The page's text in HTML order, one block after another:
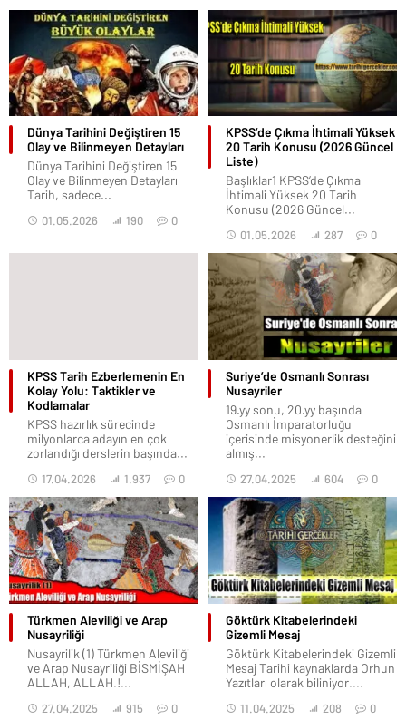
Dünya Tarihini Değiştiren 15
Olay ve Bilinmeyen Detayları
Dünya Tarihini Değiştiren 15
Olay ve Bilinmeyen Detayları
Tarih, sadece...
01.05.2026 190 0
KPSS’de Çıkma İhtimali Yüksek
20 Tarih Konusu (2026 Güncel
Liste)
Başlıklar1 KPSS’de Çıkma
İhtimali Yüksek 20 Tarih
Konusu (2026 Güncel...
01.05.2026 287 0
KPSS Tarih Ezberlemenin En
Kolay Yolu: Taktikler ve
Kodlamalar
KPSS hazırlık sürecinde
milyonlarca adayın en çok
zorlandığı derslerin başında...
17.04.2026 1.937 0
Suriye’de Osmanlı Sonrası
Nusayriler
19.yy sonu, 20.yy başında
Osmanlı İmparatorluğu
içerisinde misyonerlik desteğini
almış...
27.04.2025 604 0
Türkmen Aleviliği ve Arap
Nusayriliği
Nusayrilik (1) Türkmen Aleviliği
ve Arap Nusayriliği BİSMİŞAH
ALLAH, ALLAH.!...
27.04.2025 915 0
Göktürk Kitabelerindeki
Gizemli Mesaj
Göktürk Kitabelerindeki Gizemli
Mesaj Tarihi kaynaklarda Orhun
Yazıtları olarak biliniyor....
11.04.2025 208 0